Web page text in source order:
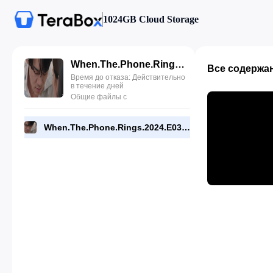
1024GB Cloud Storage
When.The.Phone.Rings.2024.E03.720p.NF.WEB.[RMC].mp4
Время до отказа: Действительно
в течение дней
Общие файлы с
When.The.Phone.Rings.2024.E03.720p.NF.WEB.[RMC].mp4
Все